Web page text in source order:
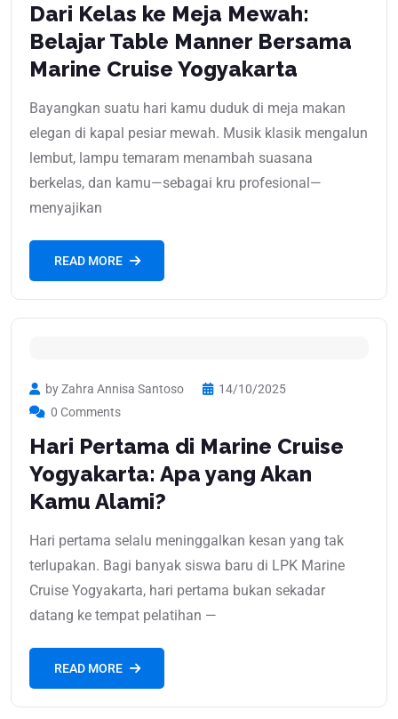
Dari Kelas ke Meja Mewah:
Belajar Table Manner Bersama
Marine Cruise Yogyakarta
Bayangkan suatu hari kamu duduk di meja makan
elegan di kapal pesiar mewah. Musik klasik mengalun
lembut, lampu temaram menambah suasana
berkelas, dan kamu—sebagai kru profesional—
menyajikan
READ MORE
by Zahra Annisa Santoso
14/10/2025
0 Comments
Hari Pertama di Marine Cruise
Yogyakarta: Apa yang Akan
Kamu Alami?
Hari pertama selalu meninggalkan kesan yang tak
terlupakan. Bagi banyak siswa baru di LPK Marine
Cruise Yogyakarta, hari pertama bukan sekadar
datang ke tempat pelatihan —
READ MORE